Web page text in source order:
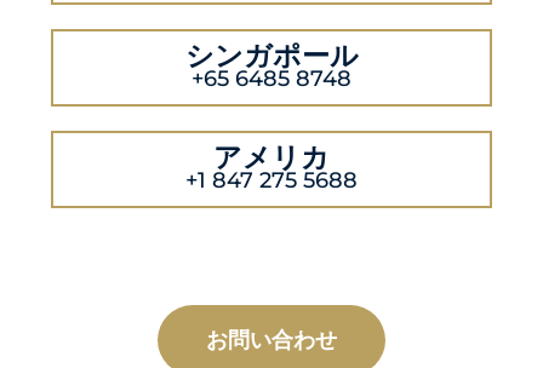
シンガポール
+65 6485 8748
アメリカ
+1 847 275 5688
お問い合わせ